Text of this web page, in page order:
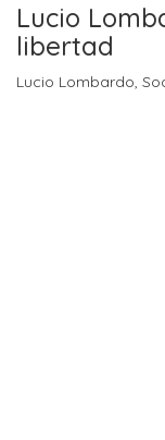
Lucio
libertad
Lucio Lombardo,